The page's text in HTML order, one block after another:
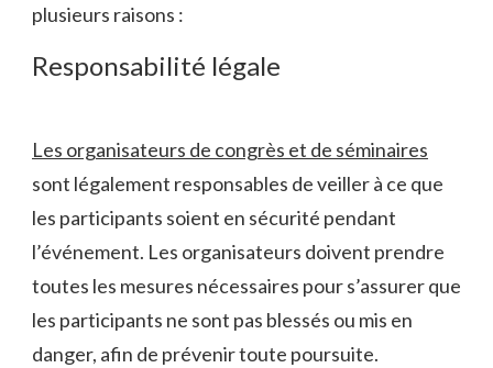
plusieurs raisons :
Responsabilité légale
Les organisateurs de congrès et de séminaires
sont légalement responsables de veiller à ce que
les participants soient en sécurité pendant
l’événement. Les organisateurs doivent prendre
toutes les mesures nécessaires pour s’assurer que
les participants ne sont pas blessés ou mis en
danger, afin de prévenir toute poursuite.